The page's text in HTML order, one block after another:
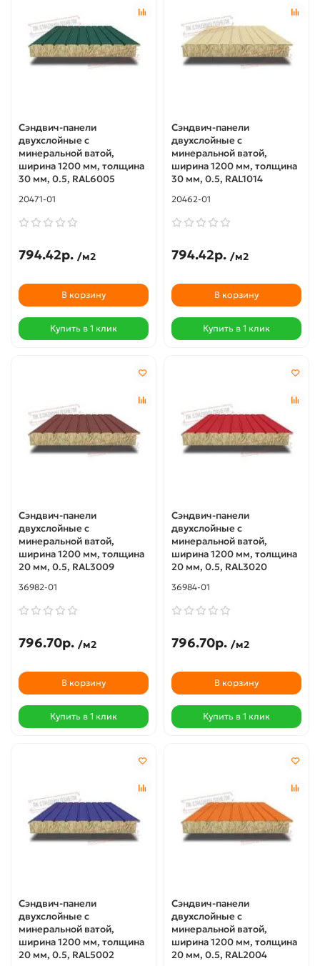
Сэндвич-панели
двухслойные с
минеральной ватой,
ширина 1200 мм, толщина
30 мм, 0.5, RAL6005
20471-01
794.42р. /м2
В корзину
Купить в 1 клик
Сэндвич-панели
двухслойные с
минеральной ватой,
ширина 1200 мм, толщина
30 мм, 0.5, RAL1014
20462-01
794.42р. /м2
В корзину
Купить в 1 клик
Сэндвич-панели
двухслойные с
минеральной ватой,
ширина 1200 мм, толщина
20 мм, 0.5, RAL3009
36982-01
796.70р. /м2
В корзину
Купить в 1 клик
Сэндвич-панели
двухслойные с
минеральной ватой,
ширина 1200 мм, толщина
20 мм, 0.5, RAL3020
36984-01
796.70р. /м2
В корзину
Купить в 1 клик
Сэндвич-панели
двухслойные с
минеральной ватой,
ширина 1200 мм, толщина
20 мм, 0.5, RAL5002
Сэндвич-панели
двухслойные с
минеральной ватой,
ширина 1200 мм, толщина
20 мм, 0.5, RAL2004